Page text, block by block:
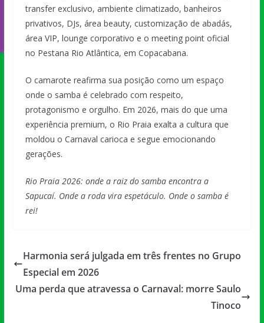
transfer exclusivo, ambiente climatizado, banheiros
privativos, DJs, área beauty, customização de abadás,
área VIP, lounge corporativo e o meeting point oficial
no Pestana Rio Atlântica, em Copacabana.
O camarote reafirma sua posição como um espaço
onde o samba é celebrado com respeito,
protagonismo e orgulho. Em 2026, mais do que uma
experiência premium, o Rio Praia exalta a cultura que
moldou o Carnaval carioca e segue emocionando
gerações.
Rio Praia 2026: onde a raiz do samba encontra a
Sapucaí. Onde a roda vira espetáculo. Onde o samba é
rei!
Harmonia será julgada em três frentes no Grupo
Especial em 2026
Uma perda que atravessa o Carnaval: morre Saulo
Tinoco